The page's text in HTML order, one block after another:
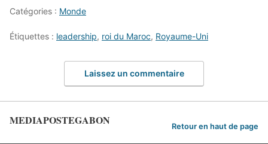
Catégories : Monde
Étiquettes : leadership, roi du Maroc, Royaume-Uni
Laissez un commentaire
MEDIAPOSTEGABON Retour en haut de page